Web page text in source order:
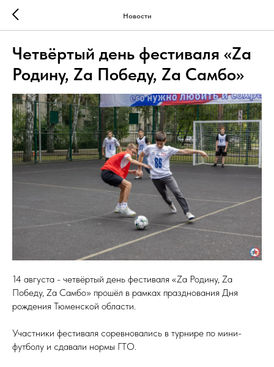
Новости
Четвёртый день фестиваля «Zа
Родину, Zа Победу, Zа Самбо»
14 августа - четвёртый день фестиваля «Zа Родину, Zа
Победу, Zа Самбо» прошёл в рамках празднования Дня
рождения Тюменской области.
Участники фестиваля соревновались в турнире по мини-
футболу и сдавали нормы ГТО.